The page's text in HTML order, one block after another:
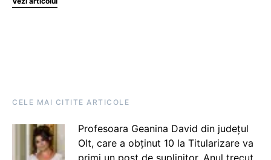
CELE MAI CITITE ARTICOLE
Profesoara Geanina David din județul
Olt, care a obținut 10 la Titularizare va
primi un post de suplinitor. Anul trecut